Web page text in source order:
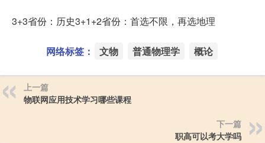
3+3省份：历史3+1+2省份：首选不限，再选地理
网络标签： 文物 普通物理学 概论
上一篇
物联网应用技术学习哪些课程
下一篇
职高可以考大学吗